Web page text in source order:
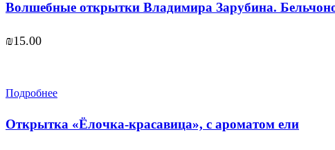
Волшебные открытки Владимира Зарубина.
₪15.00
Подробнее
Открытка «Ёлочка-красавица», с ароматом ели